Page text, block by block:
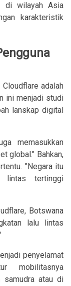
di wilayah Asia
karakteristik
adalah
ini menjadi studi
lanskap digital
memasukkan
global." Bahkan,
"Negara itu
lintas tertinggi
Botswana
lalu lintas
penyelamat
mobilitasnya
samudra atau di